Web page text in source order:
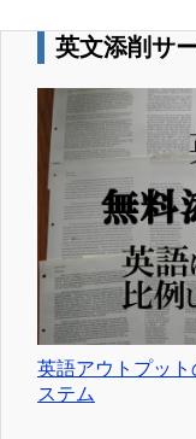
英文添削サ
英語アウトプッ
ステム